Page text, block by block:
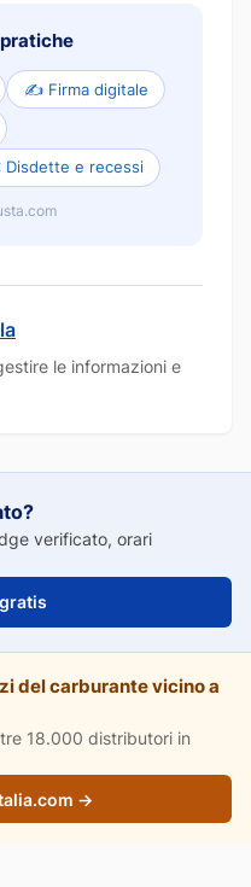
✍️ Firma digitale
Disdette e recessi
le informazioni e
verificato, orari
del carburante vicino a
18.000 distributori in
→